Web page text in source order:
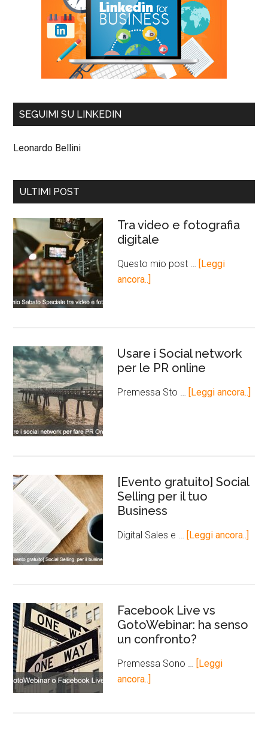
SEGUIMI SU LINKEDIN
Leonardo Bellini
ULTIMI POST
Tra video e fotografia
digitale
Questo mio post …
[Leggi
ancora..]
Usare i Social network
per le PR online
Premessa Sto … [Leggi ancora..]
[Evento gratuito] Social
Selling per il tuo
Business
Digital Sales e … [Leggi ancora..]
Facebook Live vs
GotoWebinar: ha senso
un confronto?
Premessa Sono …
[Leggi
ancora..]